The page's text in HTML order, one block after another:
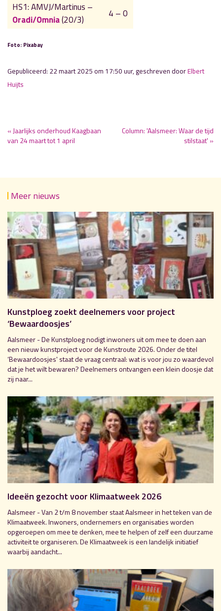
HS1: AMVJ/Martinus –
Oradi/Omnia(20/3) 4 – 0
Foto: Pixabay
Gepubliceerd: 22 maart 2025 om 17:50 uur, geschreven doorElbert
Huijts
« Jaarlijks onderhoud Kaagbaan
van 24 maart tot 1 april
Column: 'Aalsmeer: Waar de tijd
stilstaat' »
Meer nieuws
Kunstploeg zoekt deelnemers voor project
‘Bewaardoosjes’
Aalsmeer - De Kunstploeg nodigt inwoners uit om mee te doen aan
een nieuw kunstproject voor de Kunstroute 2026. Onder de titel
‘Bewaardoosjes' staat de vraag centraal: wat is voor jou zo waardevol
dat je het wilt bewaren? Deelnemers ontvangen een klein doosje dat
zij naar...
Ideeën gezocht voor Klimaatweek 2026
Aalsmeer - Van 2 t/m 8 november staat Aalsmeer in het teken van de
Klimaatweek. Inwoners, ondernemers en organisaties worden
opgeroepen om mee te denken, mee te helpen of zelf een duurzame
activiteit te organiseren. De Klimaatweek is een landelijk initiatief
waarbij aandacht...